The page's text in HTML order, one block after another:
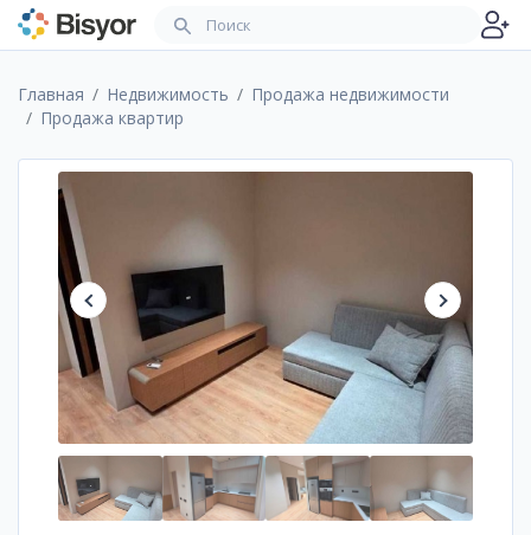
Главная Недвижимость
Продажа недвижимости
Продажа квартир